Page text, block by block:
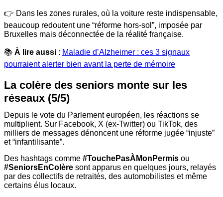
👉 Dans les zones rurales, où la voiture reste indispensable,
beaucoup redoutent une “réforme hors-sol”, imposée par
Bruxelles mais déconnectée de la réalité française.
📚 À lire aussi : Maladie d’Alzheimer : ces 3 signaux
pourraient alerter bien avant la perte de mémoire
La colère des seniors monte sur les
réseaux (5/5)
Depuis le vote du Parlement européen, les réactions se
multiplient. Sur Facebook, X (ex-Twitter) ou TikTok, des
milliers de messages dénoncent une réforme jugée “injuste”
et “infantilisante”.
Des hashtags comme #TouchePasÀMonPermis ou
#SeniorsEnColère sont apparus en quelques jours, relayés
par des collectifs de retraités, des automobilistes et même
certains élus locaux.